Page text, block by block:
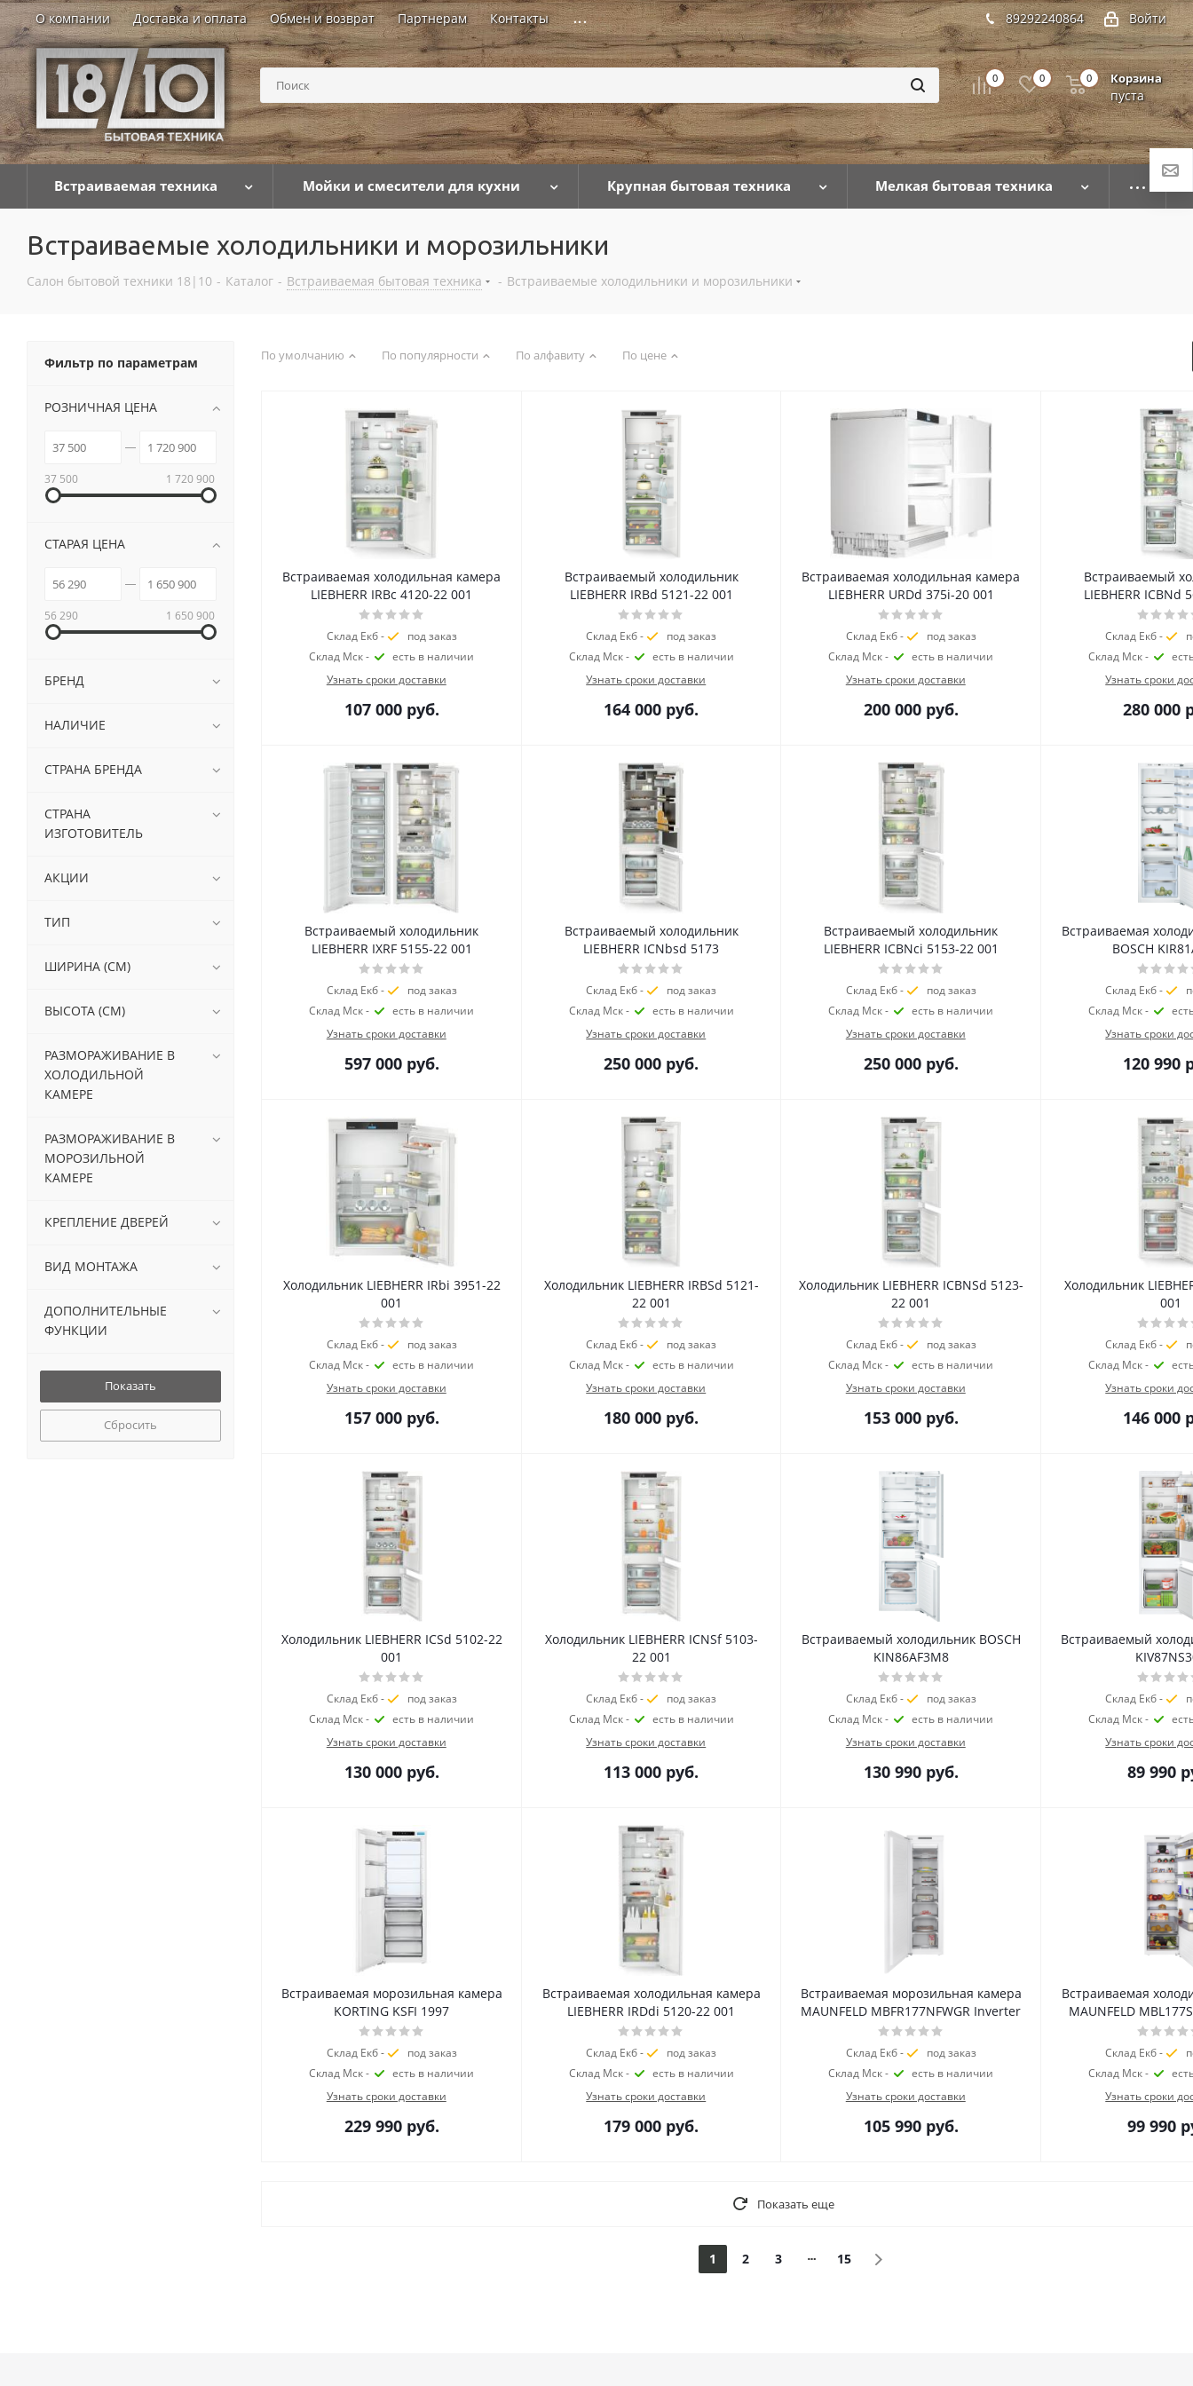
О компании Доставка и оплата Обмен и возврат Партнерам Контакты ... Войти
89292240864
0 0 Корзина
пуста
0
Встраиваемая техника Мойки и смесители для кухни Крупная бытовая техника Мелкая бытовая техника
Встраиваемые холодильники и морозильники
Салон бытовой техники 18|10 - Каталог - Встраиваемая бытовая техника - Встраиваемые холодильники и морозильники
По умолчанию По популярности По алфавиту По цене
Встраиваемая холодильная камера
LIEBHERR IRBc 4120-22 001
Склад Екб -
под заказ
Склад Мск -
есть в наличии
Узнать сроки доставки
107 000руб.
Встраиваемый холодильник
LIEBHERR IRBd 5121-22 001
Склад Екб -
под заказ
Склад Мск -
есть в наличии
Узнать сроки доставки
164 000 руб.
Встраиваемая холодильная камера
LIEBHERR URDd 375i-20 001
Склад Екб -
под заказ
Склад Мск -
есть в наличии
Узнать сроки доставки
200 000руб.
Встраиваемый
LIEBHERR ICBNd
Склад Екб -
Склад Мск -
Узнать сроки
280 000
Встраиваемый холодильник
LIEBHERR IXRF 5155-22 001
Склад Екб -
под заказ
Склад Мск -
есть в наличии
Узнать сроки доставки
597 000руб.
Встраиваемый холодильник
LIEBHERR ICNbsd 5173
Склад Екб -
под заказ
Склад Мск -
есть в наличии
Узнать сроки доставки
250 000 руб.
Встраиваемый холодильник
LIEBHERR ICBNci 5153-22 001
Склад Екб -
под заказ
Склад Мск -
есть в наличии
Узнать сроки доставки
250 000руб.
Встраиваемая
BOSCH
Склад Екб -
Склад Мск -
Узнать сроки
120 990
Холодильник LIEBHERR IRbi 3951-22
001
Склад Екб -
под заказ
Склад Мск -
есть в наличии
Узнать сроки доставки
157 000руб.
Холодильник LIEBHERR IRBSd 5121-
22 001
Склад Екб -
под заказ
Склад Мск -
есть в наличии
Узнать сроки доставки
180 000 руб.
Холодильник LIEBHERR ICBNSd 5123-
22 001
Склад Екб -
под заказ
Склад Мск -
есть в наличии
Узнать сроки доставки
153 000руб.
Холодильник
001
Склад Екб -
Склад Мск -
Узнать сроки
146 000
Холодильник LIEBHERR ICSd 5102-22
001
Склад Екб -
под заказ
Склад Мск -
есть в наличии
Узнать сроки доставки
130 000руб.
Холодильник LIEBHERR ICNSf 5103-
22 001
Склад Екб -
под заказ
Склад Мск -
есть в наличии
Узнать сроки доставки
113 000 руб.
Встраиваемый холодильник BOSCH
KIN86AF3M8
Склад Екб -
под заказ
Склад Мск -
есть в наличии
Узнать сроки доставки
130 990руб.
Встраиваемый
Склад Екб -
Склад Мск -
Узнать сроки
89 990
Встраиваемая морозильная камера
KORTING KSFI 1997
Склад Екб -
под заказ
Склад Мск -
есть в наличии
Узнать сроки доставки
229 990руб.
Встраиваемая холодильная камера
LIEBHERR IRDdi 5120-22 001
Склад Екб -
под заказ
Склад Мск -
есть в наличии
Узнать сроки доставки
179 000 руб.
Встраиваемая морозильная камера
MAUNFELD MBFR177NFWGR Inverter
Склад Екб -
под заказ
Склад Мск -
есть в наличии
Узнать сроки доставки
105 990руб.
Встраиваемая
MAUNFELD
Склад Екб -
Склад Мск -
Узнать сроки
99 990
Показать еще
1 2 3 15
Фильтр по параметрам
РОЗНИЧНАЯ ЦЕНА
37 500 1 720 900
СТАРАЯ ЦЕНА
56 290 1 650 900
БРЕНД
НАЛИЧИЕ
СТРАНА БРЕНДА
СТРАНА
ИЗГОТОВИТЕЛЬ
АКЦИИ
ТИП
ШИРИНА (СМ)
ВЫСОТА (СМ)
РАЗМОРАЖИВАНИЕ В
ХОЛОДИЛЬНОЙ
КАМЕРЕ
РАЗМОРАЖИВАНИЕ В
МОРОЗИЛЬНОЙ
КАМЕРЕ
КРЕПЛЕНИЕ ДВЕРЕЙ
ВИД МОНТАЖА
ДОПОЛНИТЕЛЬНЫЕ
ФУНКЦИИ
Сбросить